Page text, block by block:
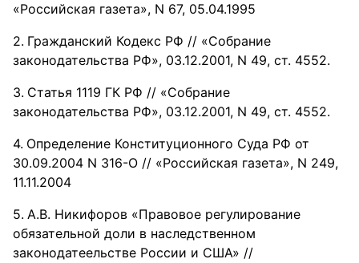
«Российская газета», N 67, 05.04.1995
Гражданский Кодекс РФ // «Собрание
законодательства РФ», 03.12.2001, N 49, ст. 4552.
Статья 1119 ГК РФ // «Собрание
законодательства РФ», 03.12.2001, N 49, ст. 4552.
Определение Конституционного Суда РФ от
30.09.2004 N 316-О // «Российская газета», N 249,
11.11.2004
А.В. Никифоров «Правовое регулирование
обязательной доли в наследственном
законодатеельстве России и США» //